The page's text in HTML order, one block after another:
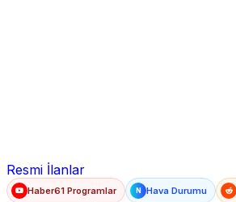
Resmi İlanlar
Haber61 Programlar N Hava Durumu